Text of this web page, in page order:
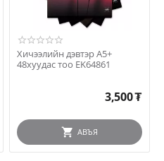
Хичээлийн дэвтэр A5+
48хуудас тоо EK64861
3,500₮
АВЪЯ